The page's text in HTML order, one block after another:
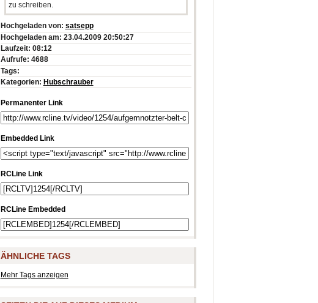
zu schreiben.
Hochgeladen von: satsepp
Hochgeladen am: 23.04.2009 20:50:27
Laufzeit: 08:12
Aufrufe: 4688
Tags:
Kategorien: Hubschrauber
Permanenter Link
Embedded Link
RCLine Link
RCLine Embedded
ÄHNLICHE TAGS
Mehr Tags anzeigen